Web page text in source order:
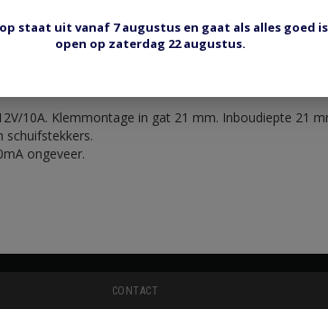
Reviews (0) Tags (0)
10A. Klemmontage in gat 21 mm. Inboudiepte 21
schuifstekkers.
ongeveer.
CONTACT
staat uit vanaf 7 augustus en gaat als alles goed
open op zaterdag 22 augustus.